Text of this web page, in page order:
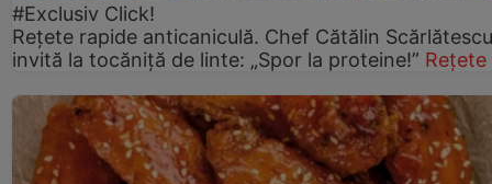
#Exclusiv Click!
Rețete rapide anticaniculă. Chef Cătălin
invită la tocăniță de linte: „Spor la proteine!” Rețete